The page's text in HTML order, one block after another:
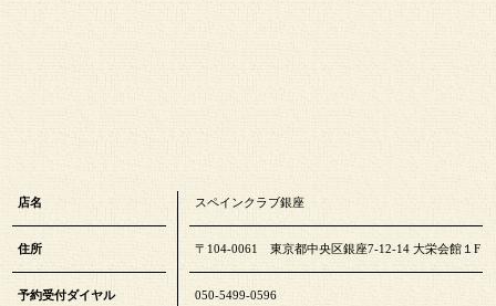
店名 スペインクラブ銀座
住所 〒104-0061 東京都中央区銀座7-12-14 大栄会館１F
予約受付ダイヤル 050-5499-0596